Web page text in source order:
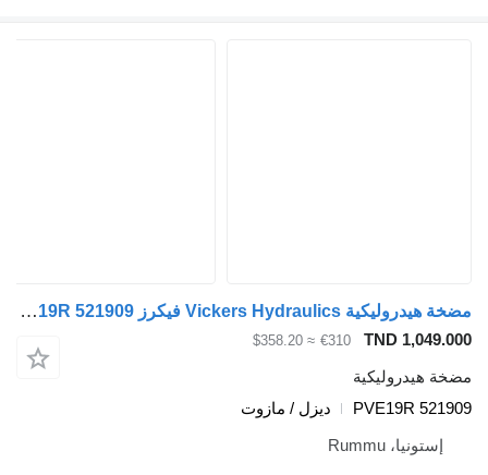
مضخة هيدروليكية Vickers Hydraulics فيكرز TGA 18.430 (01.00-) PVE19R 521909 لـ الشاحنات MAN 4-series, TGA (1993-2009)
TND 1,049.000
€310
≈ $358.20
مضخة هيدروليكية
PVE19R 521909
ديزل / مازوت
إستونيا، Rummu